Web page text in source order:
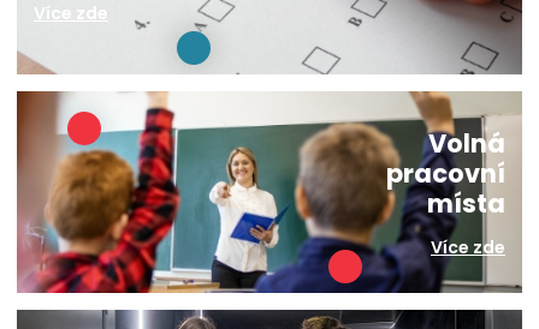
Více zde
Volná
pracovní
místa
Více zde